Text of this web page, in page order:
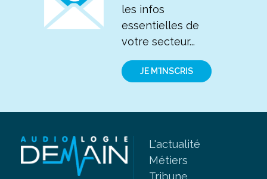
les infos
essentielles de
votre secteur...
JE M'INSCRIS
L'actualité
Métiers
Tribune